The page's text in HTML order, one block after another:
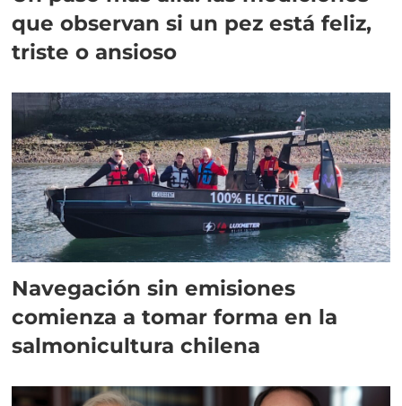
que observan si un pez está feliz,
triste o ansioso
Navegación sin emisiones
comienza a tomar forma en la
salmonicultura chilena